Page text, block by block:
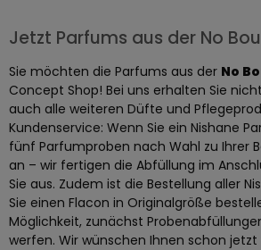
Jetzt Parfums aus der No
Sie möchten die Parfums aus der No
Concept Shop! Bei uns erhalten Sie
auch alle weiteren Düfte und
Kundenservice: Wenn Sie ein Nishane
fünf Parfumproben nach Wahl zu Ihrer
an – wir fertigen die Abfüllung im
Sie aus. Zudem ist die Bestellung aller
Sie einen Flacon in Originalgröße
Möglichkeit, zunächst
werfen. Wir wünschen Ihnen schon